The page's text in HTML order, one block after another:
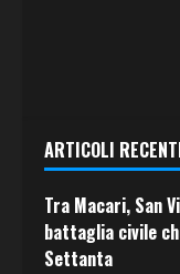
ARTICOLI
Tra Macari, San
battaglia civile
Settanta